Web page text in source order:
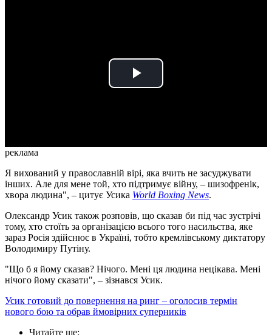
Play
реклама
Я вихований у православній вірі, яка вчить не засуджувати
інших. Але для мене той, хто підтримує війну, – шизофренік,
хвора людина", – цитує Усика World Boxing News.
Олександр Усик також розповів, що сказав би під час зустрічі
тому, хто стоїть за організацією всього того насильства, яке
зараз Росія здійснює в Україні, тобто кремлівському диктатору
Володимиру Путіну.
"Що б я йому сказав? Нічого. Мені ця людина нецікава. Мені
нічого йому сказати", – зізнався Усик.
Усик готовий до повернення на ринг – оголосив термін
нового бою та обрав ймовірних суперників
Читайте ще: